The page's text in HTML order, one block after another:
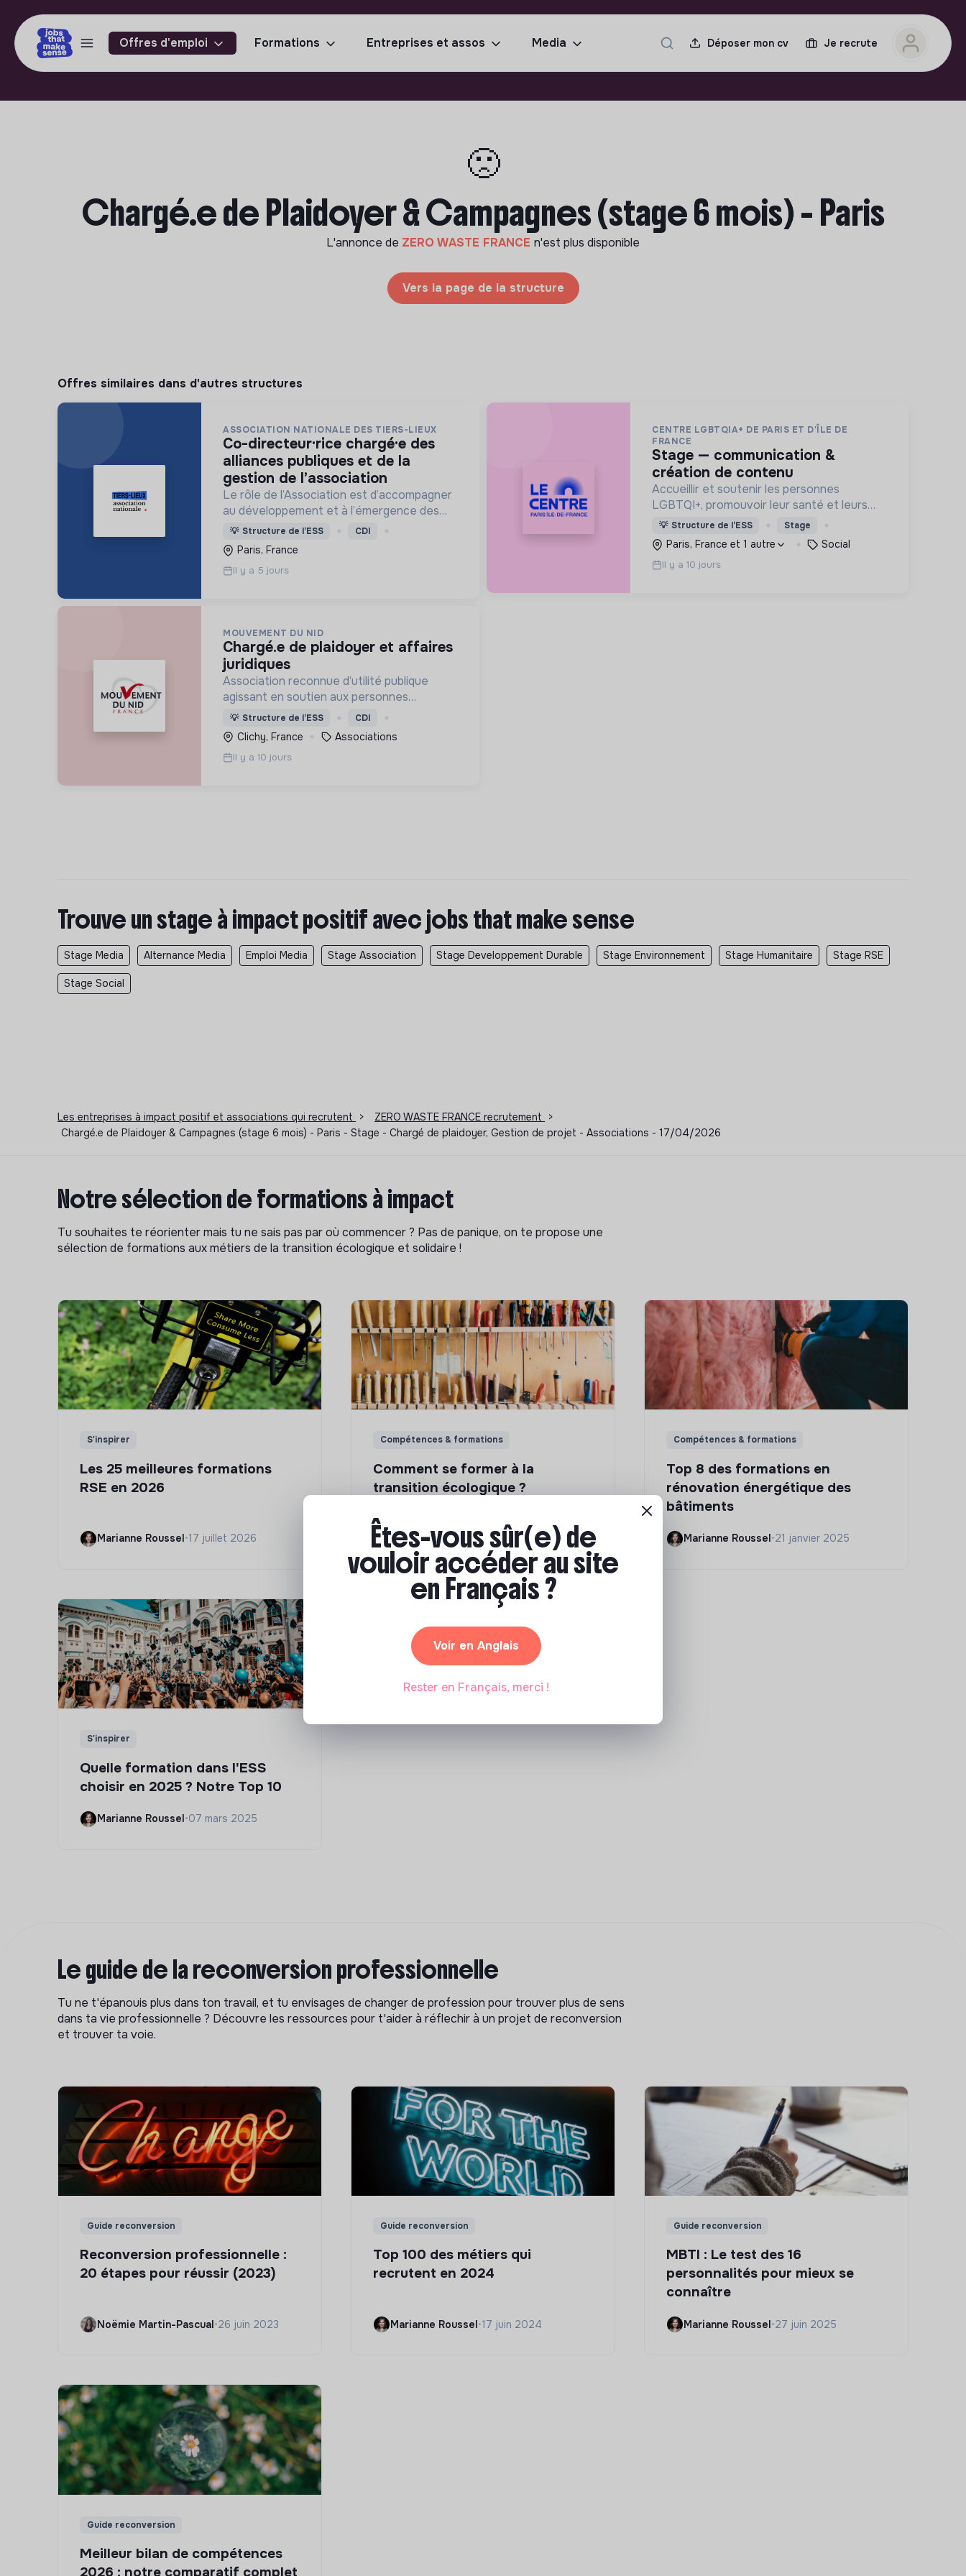
Offres d'emploi Formations Entreprises et assos Media Déposer mon cv Je recrute
🙁
Chargé.e de Plaidoyer & Campagnes (stage 6 mois) - Paris
L'annonce de ZERO WASTE FRANCE n'est plus disponible
Vers la page de la structure
Offres similaires dans d'autres structures
ASSOCIATION NATIONALE DES TIERS-LIEUX
co-directeur·rice chargé·e des
alliances publiques et de la
gestion de l’association
Le rôle de l’Association est d’accompagner
au développement et à l’émergence des
tiers-lieux partout en France.
💡 Structure de l’ESS CDI
Paris, France
Il y a 5 jours
CENTRE LGBTQIA+ DE PARIS ET D'ÎLE DE
FRANCE
stage — communication &
création de contenu
Accueillir et soutenir les personnes
LGBTQI+, promouvoir leur santé et leurs
droits, lutter contre les discriminations,
encourager la vie associative et offrir des
lieux inclusifs et safe.
💡 Structure de l’ESS Stage
Paris, France et 1 autre Social
Il y a 10 jours
MOUVEMENT DU NID
chargé.e de plaidoyer et affaires
juridiques
Association reconnue d’utilité publique
agissant en soutien aux personnes
prostituées. Nous sommes une association
de terrain et un mouvement de société.
💡 Structure de l’ESS CDI
Clichy, France Associations
Il y a 10 jours
Trouve un stage à impact positif avec jobs that make sense
Stage Media Alternance Media Emploi Media Stage Association Stage Developpement Durable Stage Environnement Stage Humanitaire Stage RSE
Stage Social
Les entreprises à impact positif et associations qui recrutent > ZERO WASTE FRANCE recrutement
>
Chargé.e de Plaidoyer & Campagnes (stage 6 mois) - Paris - Stage - Chargé de plaidoyer, Gestion de projet - Associations - 17/04/2026
Notre sélection de formations à impact
Tu souhaites te réorienter mais tu ne sais pas par où commencer ? Pas de panique, on te propose une
sélection de formations aux métiers de la transition écologique et solidaire !
S'inspirer
Les 25 meilleures formations
RSE en 2026
Marianne Roussel•17 juillet 2026
Compétences & formations
Comment se former à la
transition écologique ?
Marianne Roussel•09 janvier 2024
Compétences & formations
Top 8 des formations en
rénovation énergétique des
bâtiments
Marianne Roussel•21 janvier 2025
S'inspirer
Quelle formation dans l'ESS
choisir en 2025 ? Notre Top 10
Marianne Roussel•07 mars 2025
Le guide de la reconversion professionnelle
Tu ne t'épanouis plus dans ton travail, et tu envisages de changer de profession pour trouver plus de sens
dans ta vie professionnelle ? Découvre les ressources pour t'aider à réflechir à un projet de reconversion
et trouver ta voie.
Guide reconversion
Reconversion professionnelle :
20 étapes pour réussir (2023)
Noëmie Martin-Pascual•26 juin 2023
Guide reconversion
Top 100 des métiers qui
recrutent en 2024
Marianne Roussel•17 juin 2024
Guide reconversion
MBTI : Le test des 16
personnalités pour mieux se
connaître
Marianne Roussel•27 juin 2025
Guide reconversion
Meilleur bilan de compétences
2026 : notre comparatif complet
Êtes-vous sûr(e) de
vouloir accéder au site
en Français ?
Voir en Anglais
Rester en Français, merci !